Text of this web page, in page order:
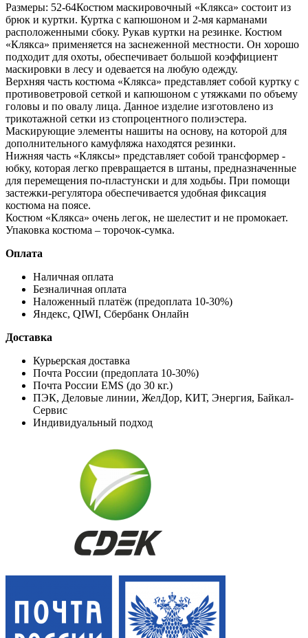
Размеры: 52-64Костюм маскировочный «Клякса» состоит из
брюк и куртки. Куртка с капюшоном и 2-мя карманами
расположенными сбоку. Рукав куртки на резинке. Костюм
«Клякса» применяется на заснеженной местности. Он хорошо
подходит для охоты, обеспечивает большой коэффициент
маскировки в лесу и одевается на любую одежду.
Верхняя часть костюма «Клякса» представляет собой куртку с
противоветровой сеткой и капюшоном с утяжками по объему
головы и по овалу лица. Данное изделие изготовлено из
трикотажной сетки из стопроцентного полиэстера.
Маскирующие элементы нашиты на основу, на которой для
дополнительного камуфляжа находятся резинки.
Нижняя часть «Кляксы» представляет собой трансформер -
юбку, которая легко превращается в штаны, предназначенные
для перемещения по-пластунски и для ходьбы. При помощи
застежки-регулятора обеспечивается удобная фиксация
костюма на поясе.
Костюм «Клякса» очень легок, не шелестит и не промокает.
Упаковка костюма – торочок-сумка.
Оплата
Наличная оплата
Безналичная оплата
Наложенный платёж (предоплата 10-30%)
Яндекс, QIWI, Сбербанк Онлайн
Доставка
Курьерская доставка
Почта России (предоплата 10-30%)
Почта России EMS (до 30 кг.)
ПЭК, Деловые линии, ЖелДор, КИТ, Энергия, Байкал-
Сервис
Индивидуальный подход